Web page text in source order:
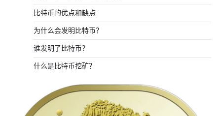
比特币的优点和缺点
为什么会发明比特币？
谁发明了比特币？
什么是比特币挖矿？